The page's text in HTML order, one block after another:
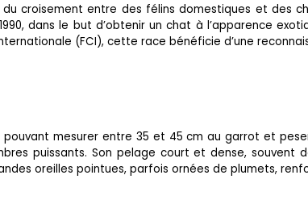
du croisement entre des félins domestiques et des
dans le but d’obtenir un chat à l’apparence
(FCI), cette race bénéficie d’une
mesurer entre 35 et 45 cm au garrot et
puissants. Son pelage court et dense,
oreilles pointues, parfois ornées de plumets,